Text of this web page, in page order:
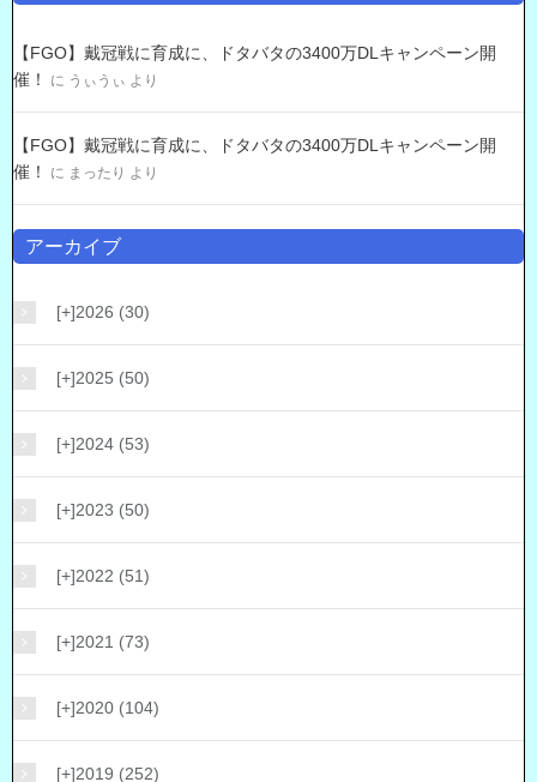
【FGO】戴冠戦に育成に、ドタバタの3400万DLキャンペーン開
催！
に うぃうぃ より
【FGO】戴冠戦に育成に、ドタバタの3400万DLキャンペーン開
催！
に まったり より
アーカイブ
[+]2026 (30)
[+]2025 (50)
[+]2024 (53)
[+]2023 (50)
[+]2022 (51)
[+]2021 (73)
[+]2020 (104)
[+]2019 (252)